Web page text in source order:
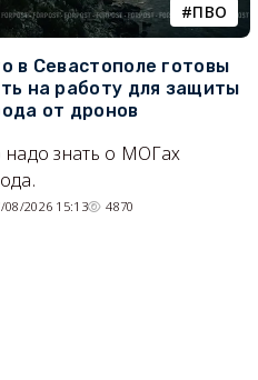
ПВО
в Севастополе готовы
на работу для защиты
от дронов
надо знать о МОГах
08/2026 15:13 4870